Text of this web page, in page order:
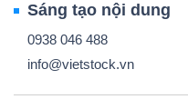
Sáng tạo nội dung
0938 046 488
info@vietstock.vn